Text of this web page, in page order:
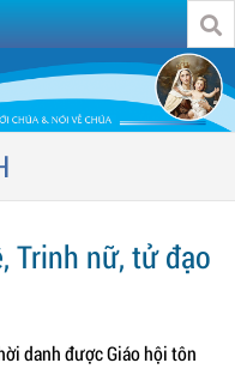
Trinh nữ, tử đạo
danh được Giáo hội tôn